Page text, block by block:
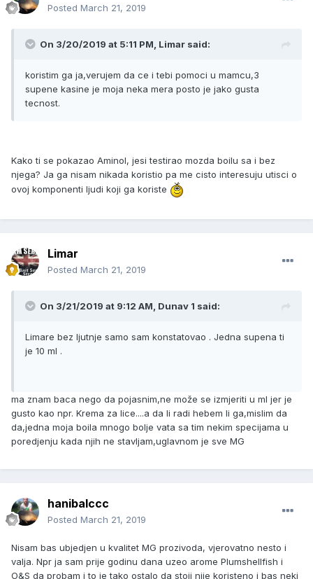
Posted March 21, 2019
On 3/20/2019 at 5:11 PM, Limar said:
koristim ga ja,verujem da ce i tebi pomoci u mamcu,3
supene kasine je moja neka mera posto je jako gusta
tecnost.
Kako ti se pokazao Aminol, jesi testirao mozda boilu sa i bez
njega? Ja ga nisam nikada koristio pa me cisto interesuju utisci o
ovoj komponenti ljudi koji ga koriste
Limar
Posted March 21, 2019
On 3/21/2019 at 9:12 AM, Dunav 1 said:
Limare bez ljutnje samo sam konstatovao . Jedna supena ti
je 10 ml .
ma znam baca nego da pojasnim,ne može se izmjeriti u ml jer je
gusto kao npr. Krema za lice....a da li radi hebem li ga,mislim da
da,jedna moja boila mnogo bolje vata sa tim nekim specijama u
poredjenju kada njih ne stavljam,uglavnom je sve MG
hanibalccc
Posted March 21, 2019
Nisam bas ubjedjen u kvalitet MG prozivoda, vjerovatno nesto i
valja. Npr ja sam prije godinu dana uzeo arome Plumshellfish i
O&S da probam i to je tako ostalo da stoji nije koristeno i bas neki